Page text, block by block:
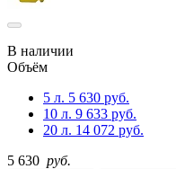
В наличии
Объём
5 л. 5 630 руб.
10 л. 9 633 руб.
20 л. 14 072 руб.
5 630 руб.